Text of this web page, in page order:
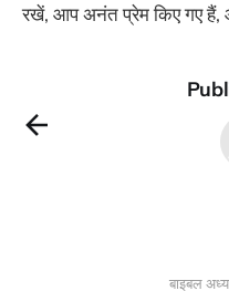
रखें, आप अनंत प्रेम किए गए हैं,
बाइबल